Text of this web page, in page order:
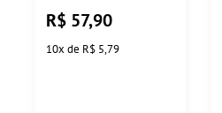
Prat-K
R$ 57,90
10x de R$ 5,79